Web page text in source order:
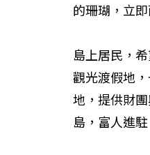
的珊瑚，立
島上居民，
觀光渡假地
地，提供財
島，富人進